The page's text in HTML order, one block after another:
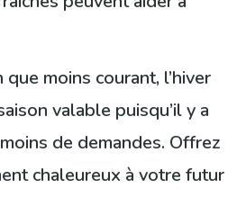
que moins courant, l’hiver
valable puisqu’il y a
de demandes. Offrez
chaleureux à votre futur